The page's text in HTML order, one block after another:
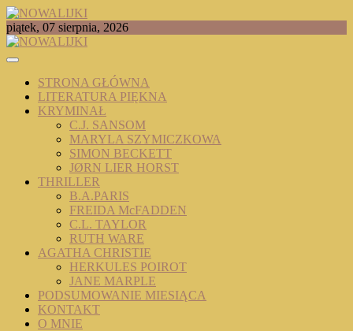
Skip
to
content
NOWALIJKI
TOMASZ RADOCHOŃSKI PISZE O KSIĄŻKACH
piątek, 07 sierpnia, 2026
STRONA GŁÓWNA
LITERATURA PIĘKNA
KRYMINAŁ
C.J. SANSOM
MARYLA SZYMICZKOWA
SIMON BECKETT
JØRN LIER HORST
THRILLER
B.A.PARIS
FREIDA McFADDEN
C.L. TAYLOR
RUTH WARE
AGATHA CHRISTIE
HERKULES POIROT
JANE MARPLE
PODSUMOWANIE MIESIĄCA
KONTAKT
O MNIE